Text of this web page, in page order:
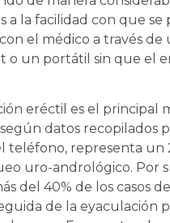
a la facilidad con que se
el médico a través de
o un portátil sin que el
eréctil es el principal
datos recopilados
teléfono, representa un
uro-andrológico. Por
del 40% de los casos de
de la eyaculación